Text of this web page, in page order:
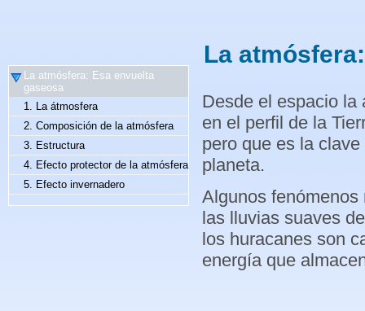
La atmósfera: Esa envuelta
gaseosa
1. La átmosfera
2. Composición de la atmósfera
3. Estructura
4. Efecto protector de la atmósfera
5. Efecto invernadero
La
Desde el espacio la
en el perfil de la
pero que es la
planeta.
Algunos
las lluvias suaves
los huracanes son
energía que